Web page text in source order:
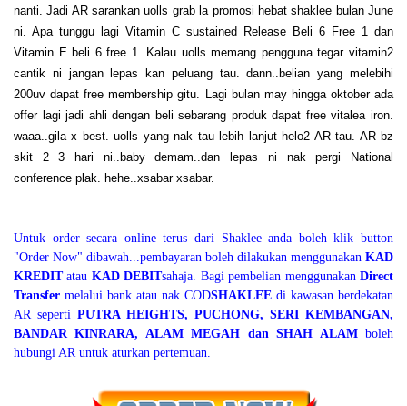
nanti. Jadi AR sarankan uolls grab la promosi hebat shaklee bulan June
ni. Apa tunggu lagi Vitamin C sustained Release Beli 6 Free 1 dan
Vitamin E beli 6 free 1. Kalau uolls memang pengguna tegar vitamin2
cantik ni jangan lepas kan peluang tau. dann..belian yang melebihi
200uv dapat free membership gitu. Lagi bulan may hingga oktober ada
offer lagi jadi ahli dengan beli sebarang produk dapat free vitalea iron.
waaa..gila x best. uolls yang nak tau lebih lanjut helo2 AR tau. AR bz
skit 2 3 hari ni..baby demam..dan lepas ni nak pergi National
conference plak. hehe..xsabar xsabar.
Untuk order secara online terus dari Shaklee anda boleh klik button
"Order Now" dibawah...pembayaran boleh dilakukan menggunakan KAD
KREDITatau KAD DEBITsahaja. Bagi pembelian menggunakanDirect
Transfer melalui bank atau nak CODSHAKLEE di kawasan berdekatan
AR seperti PUTRA HEIGHTS, PUCHONG, SERI KEMBANGAN,
BANDAR KINRARA, ALAM MEGAH dan SHAH ALAM boleh
hubungi AR untuk aturkan pertemuan.